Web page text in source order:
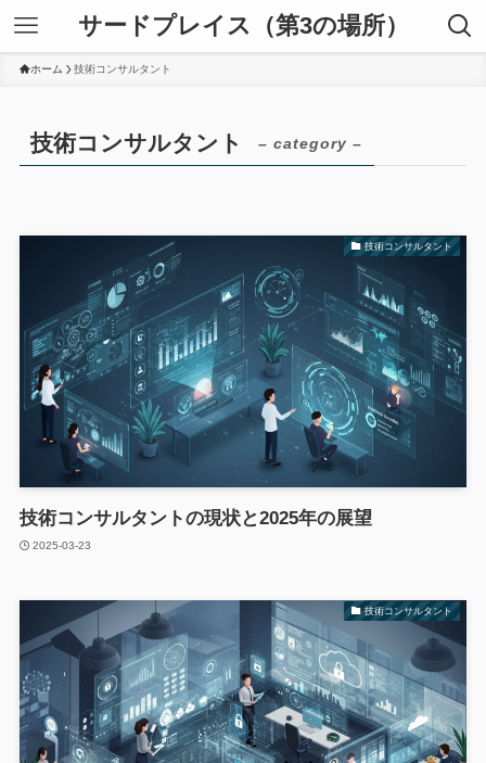
サードプレイス（第3の場所）
ホーム 技術コンサルタント
技術コンサルタント – category –
技術コンサルタント
技術コンサルタントの現状と2025年の展望
2025-03-23
技術コンサルタント